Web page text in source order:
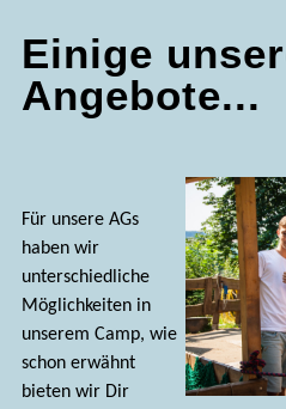
Einige
Angebote...
Für unsere AGs
haben wir
unterschiedliche
Möglichkeiten in
unserem Camp, wie
schon erwähnt
bieten wir Dir